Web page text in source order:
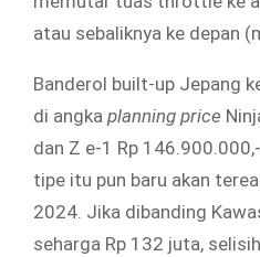
atau sebaliknya ke depan
Banderol built-up Jepang
di angka planning price
dan Z e-1 Rp
tipe itu pun baru akan
2024. Jika dibanding
seharga Rp 132 juta,